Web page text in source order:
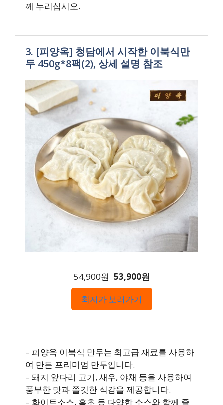
께 누리십시오.
3. [피양옥] 청담에서 시작한 이북식만
두 450g*8팩(2), 상세 설명 참조
54,900원 53,900원
최저가 보러가기
– 피양옥 이북식 만두는 최고급 재료를 사용하
여 만든 프리미엄 만두입니다.
– 돼지 앞다리 고기, 새우, 야채 등을 사용하여
풍부한 맛과 쫄깃한 식감을 제공합니다.
– 화이트소스, 흑초 등 다양한 소스와 함께 즐